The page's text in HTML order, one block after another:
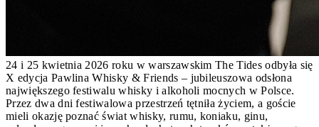
24 i 25 kwietnia 2026 roku w warszawskim The Tides odbyła się
X edycja Pawlina Whisky & Friends – jubileuszowa odsłona
największego festiwalu whisky i alkoholi mocnych w Polsce.
Przez dwa dni festiwalowa przestrzeń tętniła życiem, a goście
mieli okazję poznać świat whisky, rumu, koniaku, ginu,